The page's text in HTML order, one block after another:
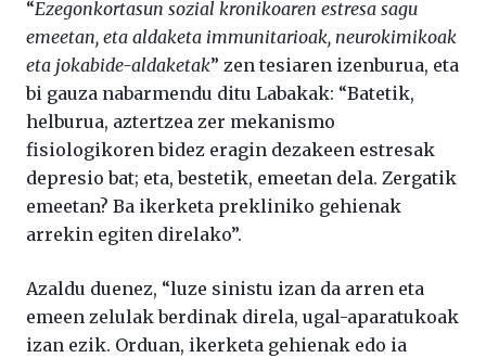
“Ezegonkortasun sozial kronikoaren estresa sagu
emeetan, eta aldaketa immunitarioak, neurokimikoak
eta jokabide-aldaketak” zen tesiaren izenburua, eta
bi gauza nabarmendu ditu Labakak: “Batetik,
helburua, aztertzea zer mekanismo
fisiologikoren bidez eragin dezakeen estresak
depresio bat; eta, bestetik, emeetan dela. Zergatik
emeetan? Ba ikerketa prekliniko gehienak
arrekin egiten direlako”.
Azaldu duenez, “luze sinistu izan da arren eta
emeen zelulak berdinak direla, ugal-aparatukoak
izan ezik. Orduan, ikerketa gehienak edo ia